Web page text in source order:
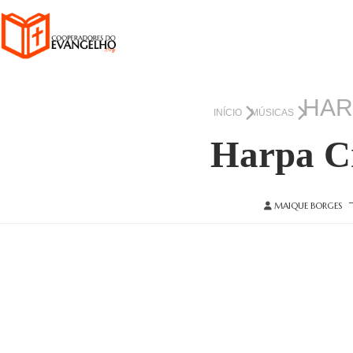
INÍCIO MÚSICAS
Harpa
MAIQUE BORGES